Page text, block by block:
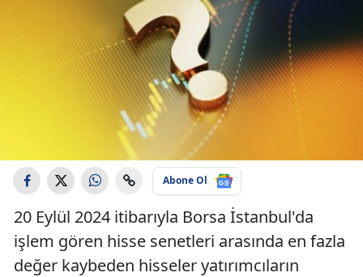
Abone Ol
20 Eylül 2024 itibarıyla Borsa İstanbul'da
işlem gören hisse senetleri arasında en fazla
değer kaybeden hisseler yatırımcıların